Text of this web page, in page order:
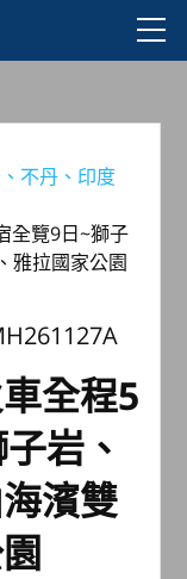
不丹、印度
全覽9日~獅子
雅拉國家公園
全程5
岩、
濱雙